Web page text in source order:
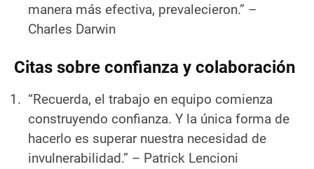
manera más efectiva, prevalecieron.” –
Charles Darwin
Citas sobre confianza y colaboración
“Recuerda, el trabajo en equipo comienza
construyendo confianza. Y la única forma de
hacerlo es superar nuestra necesidad de
invulnerabilidad.” – Patrick Lencioni